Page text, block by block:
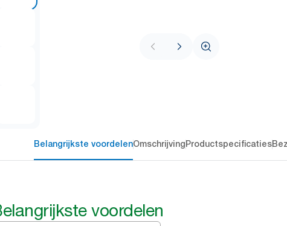
Belangrijkste voordelenOmschrijvingProductspecificaties
voordelen